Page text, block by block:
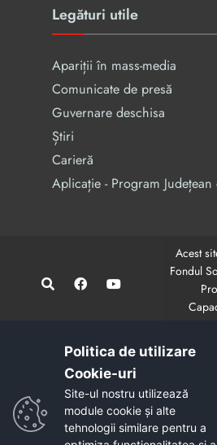
Legături utile
Apariții în mass-media
Comunicate de presă
Guvernare deschisa
Știri
Carieră
Aplicație - Program
Acest
Fondul
CodMySmis/Sipoca: 128880/652;
Conținutul acestui site web
obligatoriu poziția oficială
Întreaga responsabilitate
coerenței informațiilor prezentate
Politica de utilizare
Cookie-uri‎
Site-ul nostru utilizează
module cookie și alte
tehnologii similare pentru a